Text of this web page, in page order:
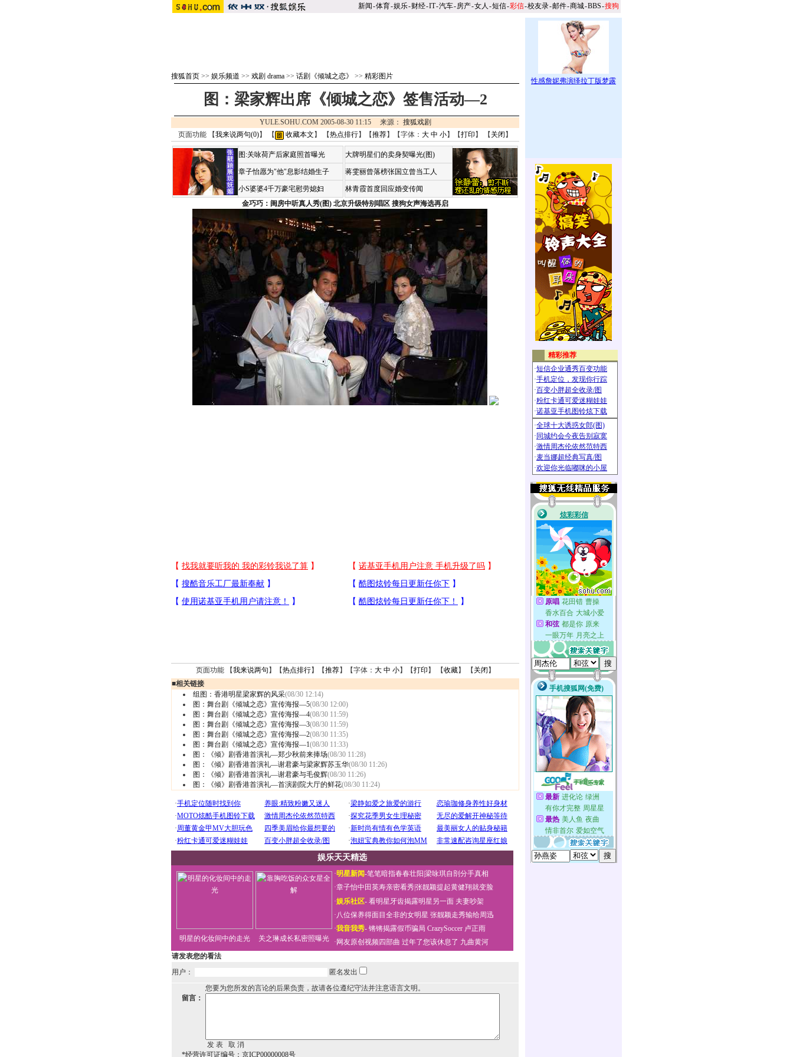
新闻-体育-娱乐-财经-IT-汽车-房产-女人 -短信-彩信-校友录-邮件-商城-BBS-搜狗
搜狐首页 >> 娱乐频道 >> 戏剧 drama >> 话剧《倾城之恋》 >> 精彩图片
图：梁家辉出席《倾城之恋》签售活动—2
YULE.SOHU.COM 2005-08-30 11:15 来源： 搜狐戏剧
页面功能 【我来说两句(0)】 【 收藏本文 】 【热点排行】【推荐】【字体： 大 中 小】【打印 】 【 关闭 】
图:关咏荷产后家庭照首曝光
章子怡愿为"他"息影结婚生子
小S婆婆4千万豪宅慰劳媳妇
大牌明星们的卖身契曝光(图)
蒋雯丽曾落榜张国立曾当工人
林青霞首度回应婚变传闻
金巧巧：闺房中听真人秀(图) 北京升级特别唱区 搜狗女声海选再启
页面功能 【我来说两句 】【热点排行】【推荐】【字体： 大 中 小】【打印 】 【收藏】 【 关闭 】
■相关链接
组图：香港明星梁家辉的风采(08/30 12:14)
图：舞台剧《倾城之恋》宣传海报—5(08/30 12:00)
图：舞台剧《倾城之恋》宣传海报—4(08/30 11:59)
图：舞台剧《倾城之恋》宣传海报—3(08/30 11:59)
图：舞台剧《倾城之恋》宣传海报—2(08/30 11:35)
图：舞台剧《倾城之恋》宣传海报—1(08/30 11:33)
图：《倾》剧香港首演礼—郑少秋前来捧场(08/30 11:28)
图：《倾》剧香港首演礼—谢君豪与梁家辉苏玉华(08/30 11:26)
图：《倾》剧香港首演礼—谢君豪与毛俊辉(08/30 11:26)
图：《倾》剧香港首演礼—首演剧院大厅的鲜花(08/30 11:24)
娱乐天天精选
明星的化妆间中的走光 关之琳成长私密照曝光
·明星新闻-笔笔暗指春春壮阳 梁咏琪自剖分手真相
·章子怡中田英寿亲密看秀张靓颖提起黄健翔就变脸
·娱乐社区- 看明星牙齿揭露明星另一面 夫妻吵架
·八位保养得面目全非的女明星 张靓颖走秀输给周迅
·我音我秀- 锵锵揭露假币骗局 CrazySoccer 卢正雨
· 网友原创视频四部曲 过年了您该休息了 九曲黄河
请发表您的看法
用户：
匿名发出
您要为您所发的言论的后果负责，故请各位遵纪守法并注意语言文明。
留言：
*经营许可证编号：京ICP00000008号